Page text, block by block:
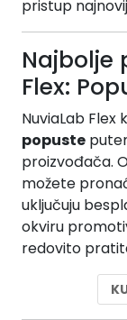
pristup
Najbolje
Flex:
NuviaLab Flex
popuste
proizvođača.
možete
uključuju
okviru
redovito